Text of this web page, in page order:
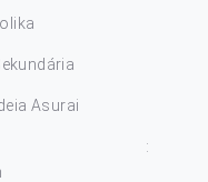
Asurai
: